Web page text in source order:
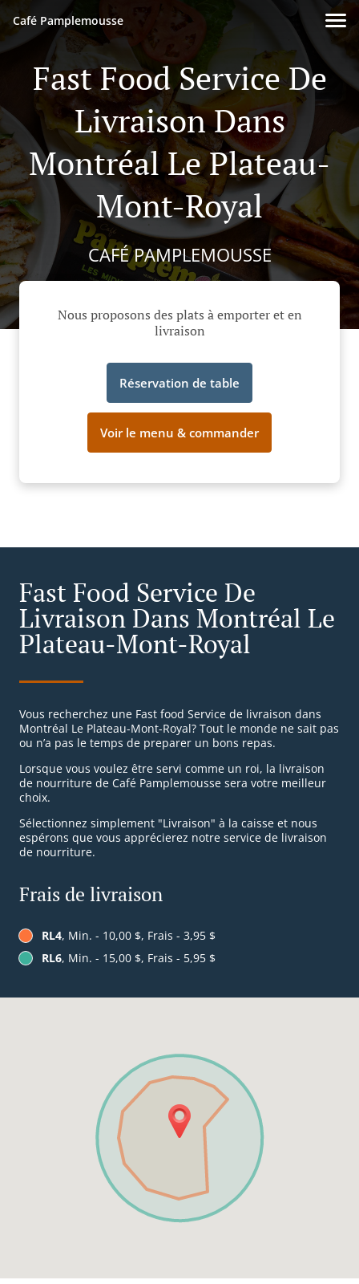
Café Pamplemousse
Fast Food Service De
Livraison Dans
Montréal Le Plateau-
Mont-Royal
CAFÉ PAMPLEMOUSSE
Nous proposons des plats à emporter et en
livraison
Réservation de table
Voir le menu & commander
Fast Food Service De
Livraison Dans Montréal Le
Plateau-Mont-Royal
Vous recherchez une Fast food Service de livraison dans
Montréal Le Plateau-Mont-Royal? Tout le monde ne sait pas
ou n’a pas le temps de preparer un bons repas.
Lorsque vous voulez être servi comme un roi, la livraison
de nourriture de Café Pamplemousse sera votre meilleur
choix.
Sélectionnez simplement "Livraison" à la caisse et nous
espérons que vous apprécierez notre service de livraison
de nourriture.
Frais de livraison
RL4, Min. - 10,00 $, Frais - 3,95 $
RL6, Min. - 15,00 $, Frais - 5,95 $